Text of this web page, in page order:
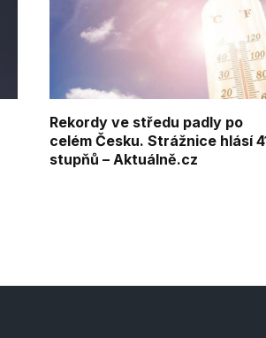
Rekordy ve středu padly po
celém Česku. Strážnice hlásí
stupňů – Aktuálně.cz